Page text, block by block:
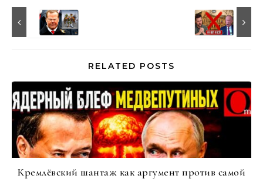
RELATED POSTS
Кремлёвский шантаж как аргумент против самой